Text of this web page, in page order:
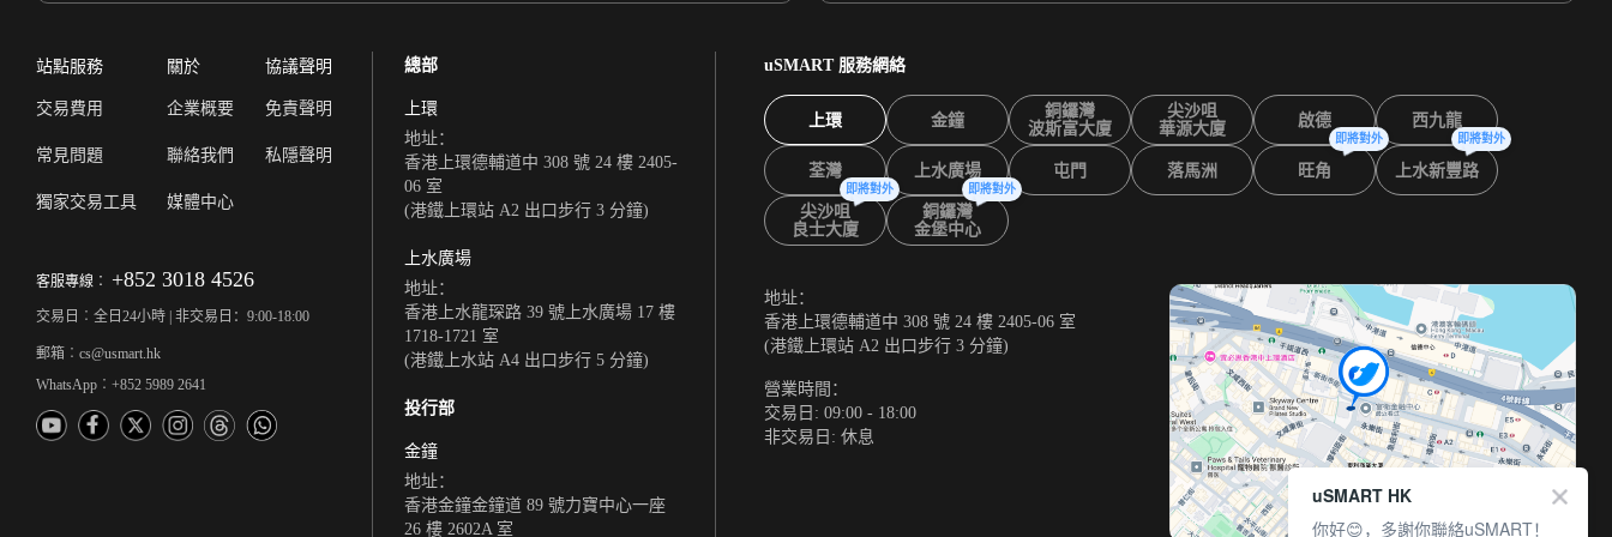
站點服務
交易費用
常見問題
獨家交易工具
關於
企業概要
聯絡我們
媒體中心
協議聲明
免責聲明
私隱聲明
客服專線︰ +852 3018 4526
交易日︰全日24小時 | 非交易日：9:00-18:00
郵箱︰cs@usmart.hk
WhatsApp︰+852 5989 2641
總部
上環
地址：
香港上環德輔道中 308 號 24 樓 2405-
06 室
(港鐵上環站 A2 出口步行 3 分鐘)
上水廣場
地址：
香港上水龍琛路 39 號上水廣場 17 樓
1718-1721 室
(港鐵上水站 A4 出口步行 5 分鐘)
投行部
金鐘
地址：
香港金鐘金鐘道 89 號力寶中心一座
26 樓 2602A 室
uSMART 服務網絡
上環 金鐘
銅鑼灣
波斯富大廈
尖沙咀
華源大廈
啟德 西九龍
荃灣 上水廣場 屯門 落馬洲 旺角
即將對外
上水新豐路
即將對外
尖沙咀
良士大廈
即將對外
銅鑼灣
金堡中心
即將對外
地址：
香港上環德輔道中 308 號 24 樓 2405-06 室
(港鐵上環站 A2 出口步行 3 分鐘)
營業時間：
交易日: 09:00 - 18:00
非交易日: 休息
uSMART HK
你好😊，多謝你聯絡uSMART！